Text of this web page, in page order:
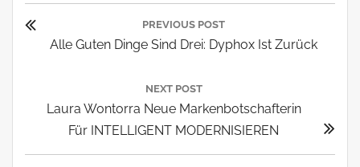
Beitragsnavigation
PREVIOUS POST
Previous
Alle Guten Dinge Sind Drei: Dyphox Ist Zurück
NEXT POST
Next
Post:
Laura Wontorra Neue Markenbotschafterin
Für INTELLIGENT MODERNISIEREN